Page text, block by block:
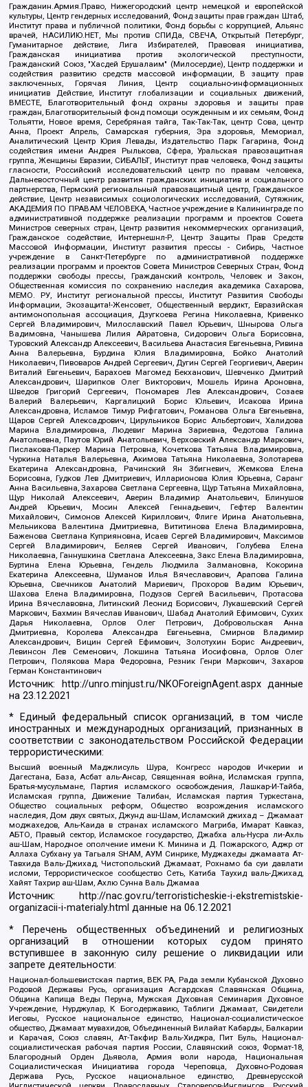
Гражданин.Армия.Право, Нижегородский центр немецкой и европейской
культуры, Центр гендерных исследований, Фонд защиты прав граждан Штаб,
Институт права и публичной политики, Фонд борьбы с коррупцией, Альянс
врачей, НАСИЛИЮ.НЕТ, Мы против СПИДа, СВЕЧА, Открытый Петербург,
Гуманитарное действие, Лига Избирателей, Правовая инициатива,
Гражданская инициатива против экологической преступности,
Гражданский Союз, "Хасдей Ерушалаим" (Милосердие), Центр поддержки и
содействия развитию средств массовой информации, В защиту прав
заключенных, Горячая Линия, Центр социально-информационных
инициатив Действие, Институт глобализации и социальных движений,
ВМЕСТЕ, Благотворительный фонд охраны здоровья и защиты прав
граждан, Благотворительный фонд помощи осужденным и их семьям, Фонд
Тольятти, Новое время, Серебряная тайга, Так-Так-Так, центр Сова, центр
Анна, Проект Апрель, Самарская губерния, Эра здоровья, Мемориал,
Аналитический Центр Юрия Левады, Издательство Парк Гагарина, Фонд
содействия имени Андрея Рылькова, Сфера, Уральская правозащитная
группа, Женщины Евразии, СИБАЛЬТ, Институт прав человека, Фонд защиты
гласности, Российский исследовательский центр по правам человека,
Дальневосточный центр развития гражданских инициатив и социального
партнерства, Пермский региональный правозащитный центр, Гражданское
действие, Центр независимых социологических исследований, Сутяжник,
АКАДЕМИЯ ПО ПРАВАМ ЧЕЛОВЕКА, Частное учреждение в Калининграде по
административной поддержке реализации программ и проектов Совета
Министров северных стран, Центр развития некоммерческих организаций,
Гражданское содействие, Интернешнл-Р, Центр Защиты Прав Средств
Массовой Информации, Институт развития прессы - Сибирь, Частное
учреждение в Санкт-Петербурге по административной поддержке
реализации программ и проектов Совета Министров Северных Стран, Фонд
поддержки свободы прессы, Гражданский контроль, Человек и Закон,
Общественная комиссия по сохранению наследия академика Сахарова,
МЕМО. РУ, Институт региональной прессы, Институт Развития Свободы
Информации, Экозащита!-Женсовет, Общественный вердикт, Евразийская
антимонопольная ассоциация, Дзугкоева Регина Николаевна, Кривенко
Сергей Владимирович, Милославский Павел Юрьевич, Шнырова Ольга
Вадимовна, Чанышева Лилия Айратовна, Сидорович Ольга Борисовна,
Туровский Александр Алексеевич, Васильева Анастасия Евгеньевна, Ривина
Анна Валерьевна, Бурдина Юлия Владимировна, Бойко Анатолий
Николаевич, Пивоваров Андрей Сергеевич, Дугин Сергей Георгиевич, Аверин
Виталий Евгеньевич, Барахоев Магомед Бекханович, Шевченко Дмитрий
Александрович, Шарипков Олег Викторович, Мошель Ирина Ароновна,
Шведов Григорий Сергеевич, Пономарев Лев Александрович, Созаев
Валерий Валерьевич, Каргалицкий Борис Юльевич, Исакова Ирина
Александровна, Исламов Тимур Рифгатович, Романова Ольга Евгеньевна,
Щаров Сергей Алексадрович, Цирульников Борис Альбертович, Халидова
Марина Владимировна, Людевиг Марина Зариевна, Федотова Галина
Анатольевна, Паутов Юрий Анатольевич, Верховский Александр Маркович,
Пислакова-Паркер Марина Петровна, Кочеткова Татьяна Владимировна,
Чуркина Наталья Валерьевна, Акимова Татьяна Николаевна, Золотарева
Екатерина Александровна, Рачинский Ян Збигневич, Жемкова Елена
Борисовна, Гудков Лев Дмитриевич, Илларионова Юлия Юрьевна, Саранг
Анна Васильевна, Захарова Светлана Сергеевна, Щур Татьяна Михайловна,
Щур Николай Алексеевич, Аверин Владимир Анатольевич, Блинушов
Андрей Юрьевич, Мосин Алексей Геннадьевич, Гефтер Валентин
Михайлович, Симонов Алексей Кириллович, Флиге Ирина Анатольевна,
Мельникова Валентина Дмитриевна, Вититинова Елена Владимировна,
Баженова Светлана Куприяновна, Исаев Сергей Владимирович, Максимов
Сергей Владимирович, Беляев Сергей Иванович, Голубева Елена
Николаевна, Ганнушкина Светлана Алексеевна, Закс Елена Владимировна,
Буртина Елена Юрьевна, Гендель Людмила Залмановна, Кокорина
Екатерина Алексеевна, Шуманов Илья Вячеславович, Арапова Галина
Юрьевна, Свечников Анатолий Мариевич, Прохоров Вадим Юрьевич,
Шахова Елена Владимировна, Подузов Сергей Васильевич, Протасова
Ирина Вячеславовна, Литинский Леонид Борисович, Лукашевский Сергей
Маркович, Бахмин Вячеслав Иванович, Шабад Анатолий Ефимович, Сухих
Дарья Николаевна, Орлов Олег Петрович, Добровольская Анна
Дмитриевна, Королева Александра Евгеньевна, Смирнов Владимир
Александрович, Вицин Сергей Ефимович, Золотухин Борис Андреевич,
Левинсон Лев Семенович, Локшина Татьяна Иосифовна, Орлов Олег
Петрович, Полякова Мара Федоровна, Резник Генри Маркович, Захаров
Герман Константинович
Источник: http://unro.minjust.ru/NKOForeignAgent.aspxданные
на23.12.2021
* Единый федеральный список организаций, в том числе
иностранных и международных организаций, признанных в
соответствии с законодательством Российской Федерации
террористическими:
Высший военный Маджлисуль Шура, Конгресс народов Ичкерии и
Дагестана, База, Асбат аль-Ансар, Священная война, Исламская группа,
Братья-мусульмане, Партия исламского освобождения, Лашкар-И-Тайба,
Исламская группа, Движение Талибан, Исламская партия Туркестана,
Общество социальных реформ, Общество возрождения исламского
наследия, Дом двух святых, Джунд аш-Шам, Исламский джихад – Джамаат
моджахедов, Аль-Каида в странах исламского Магриба, Имарат Кавказ,
АБТО, Правый сектор, Исламское государство, Джабха аль-Нусра ли-Ахль
аш-Шам, Народное ополчение имени К. Минина и Д. Пожарского, Аджр от
Аллаха Субхану уа Тагьаля SHAM, АУМ Синрике, Муджахеды джамаата Ат-
Тавхида Валь-Джихад, Чистопольский Джамаат, Рохнамо ба суи давлати
исломи, Террористическое сообщество Сеть, Катиба Таухид валь-Джихад,
Хайят Тахрир аш-Шам, Ахлю Сунна Валь Джамаа
Источник: http://nac.gov.ru/terroristicheskie-i-ekstremistskie-
organizacii-i-materialy.html данные на06.12.2021
* Перечень общественных объединений и религиозных
организаций в отношении которых судом принято
вступившее в законную силу решение о ликвидации или
запрете деятельности:
Национал-большевистская партия, ВЕК РА, Рада земли Кубанской Духовно
Родовой Державы Русь, организация Асгардская Славянская Община,
Община Капища Веды Перуна, Мужская Духовная Семинария Духовное
Учреждение, Нурджулар, К Богодержавию, Таблиги Джамаат, Свидетели
Иеговы, Русское национальное единство, Национал-социалистическое
общество, Джамаат мувахидов, Объединенный Вилайат Кабарды, Балкарии
и Карачая, Союз славян, Ат-Такфир Валь-Хиджра, Пит Буль, Национал-
социалистическая рабочая партия России, Славянский союз, Формат-18,
Благородный Орден Дьявола, Армия воли народа, Национальная
Социалистическая Инициатива города Череповца, Духовно-Родовая
Держава Русь, Русское национальное единство, Древнерусской